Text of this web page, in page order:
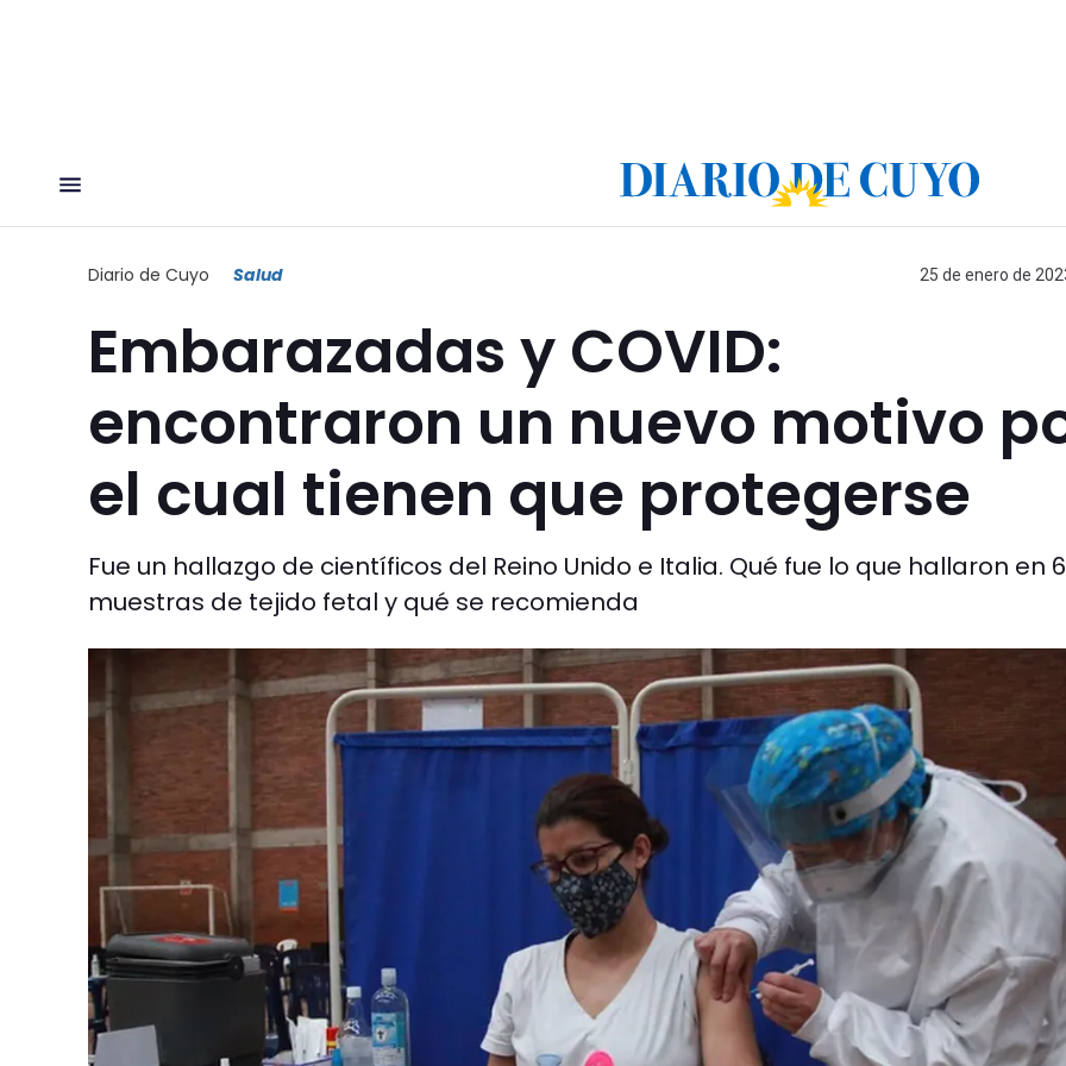
Diario de Cuyo Salud 25 de enero de
Embarazadas y COVID:
encontraron un nuevo motivo
el cual tienen que protegerse
Fue un hallazgo de científicos del Reino Unido e Italia. Qué fue lo que hallaron en
muestras de tejido fetal y qué se recomienda